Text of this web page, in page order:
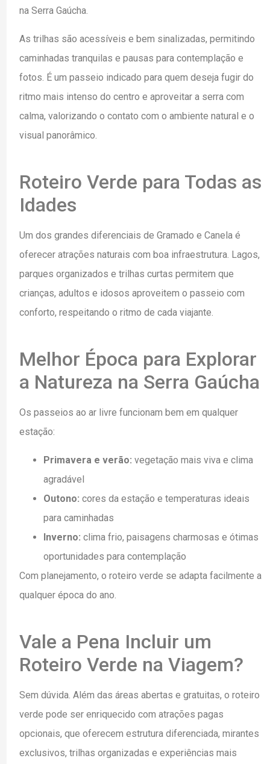
na Serra Gaúcha.
As trilhas são acessíveis e bem sinalizadas, permitindo
caminhadas tranquilas e pausas para contemplação e
fotos. É um passeio indicado para quem deseja fugir do
ritmo mais intenso do centro e aproveitar a serra com
calma, valorizando o contato com o ambiente natural e o
visual panorâmico.
Roteiro Verde para Todas as
Idades
Um dos grandes diferenciais de Gramado e Canela é
oferecer atrações naturais com boa infraestrutura. Lagos,
parques organizados e trilhas curtas permitem que
crianças, adultos e idosos aproveitem o passeio com
conforto, respeitando o ritmo de cada viajante.
Melhor Época para Explorar
a Natureza na Serra Gaúcha
Os passeios ao ar livre funcionam bem em qualquer
estação:
Primavera e verão: vegetação mais viva e clima
agradável
Outono: cores da estação e temperaturas ideais
para caminhadas
Inverno: clima frio, paisagens charmosas e ótimas
oportunidades para contemplação
Com planejamento, o roteiro verde se adapta facilmente a
qualquer época do ano.
Vale a Pena Incluir um
Roteiro Verde na Viagem?
Sem dúvida. Além das áreas abertas e gratuitas, o roteiro
verde pode ser enriquecido com atrações pagas
opcionais, que oferecem estrutura diferenciada, mirantes
exclusivos, trilhas organizadas e experiências mais